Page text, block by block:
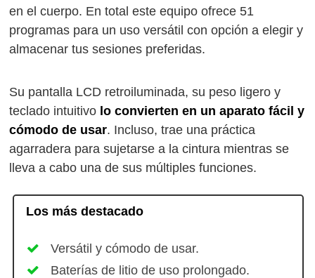
en el cuerpo. En total este equipo ofrece 51
programas para un uso versátil con opción a elegir y
almacenar tus sesiones preferidas.
Su pantalla LCD retroiluminada, su peso ligero y
teclado intuitivo lo convierten en un aparato fácil y
cómodo de usar. Incluso, trae una práctica
agarradera para sujetarse a la cintura mientras se
lleva a cabo una de sus múltiples funciones.
Los más destacado
Versátil y cómodo de usar.
Baterías de litio de uso prolongado.